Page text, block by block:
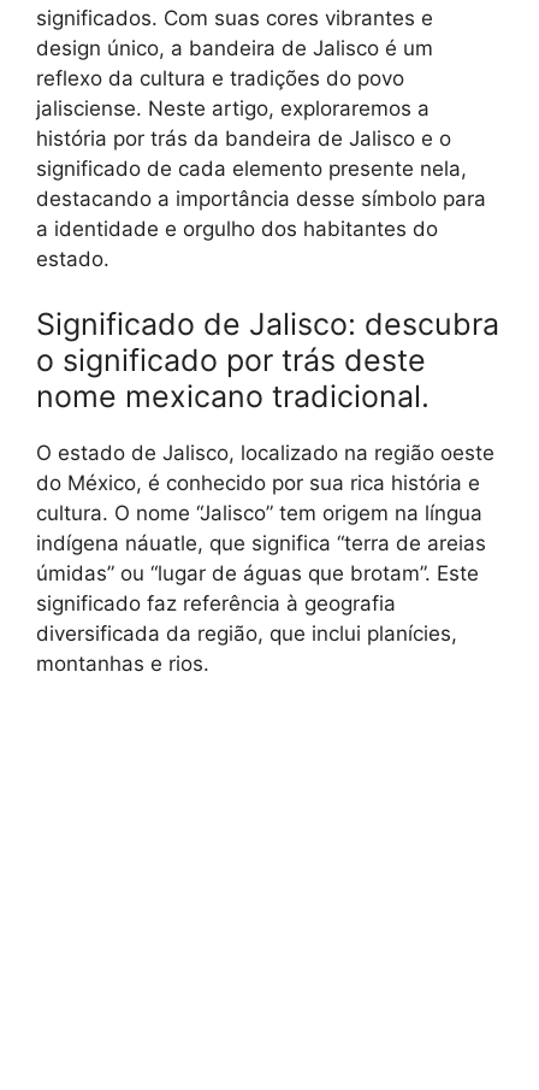
significados. Com suas cores vibrantes e
design único, a bandeira de Jalisco é um
reflexo da cultura e tradições do povo
jalisciense. Neste artigo, exploraremos a
história por trás da bandeira de Jalisco e o
significado de cada elemento presente nela,
destacando a importância desse símbolo para
a identidade e orgulho dos habitantes do
estado.
Significado de Jalisco: descubra
o significado por trás deste
nome mexicano tradicional.
O estado de Jalisco, localizado na região oeste
do México, é conhecido por sua rica história e
cultura. O nome “Jalisco” tem origem na língua
indígena náuatle, que significa “terra de areias
úmidas” ou “lugar de águas que brotam”. Este
significado faz referência à geografia
diversificada da região, que inclui planícies,
montanhas e rios.